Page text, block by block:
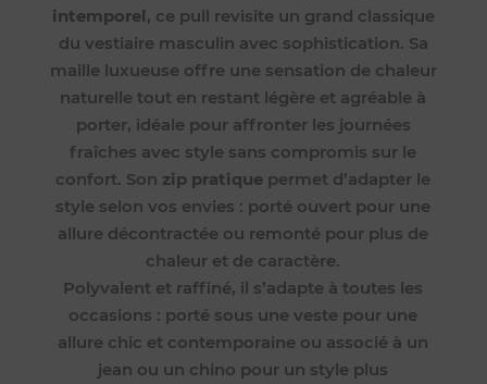
intemporel, ce pull revisite un grand classique
du vestiaire masculin avec sophistication. Sa
maille luxueuse offre une sensation de chaleur
naturelle tout en restant légère et agréable à
porter, idéale pour affronter les journées
fraîches avec style sans compromis sur le
confort. Son zip pratique permet d’adapter le
style selon vos envies : porté ouvert pour une
allure décontractée ou remonté pour plus de
chaleur et de caractère.
Polyvalent et raffiné, il s’adapte à toutes les
occasions : porté sous une veste pour une
allure chic et contemporaine ou associé à un
jean ou un chino pour un style plus